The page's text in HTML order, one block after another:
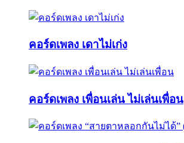
คอร์ดเพลง เดาไม่เก่ง
คอร์ดเพลง เพื่อนเล่น ไม่เล่นเพื่อน